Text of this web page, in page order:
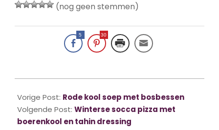
(nog geen stemmen)
5 30
12-
29
Vorige Post: Rode kool soep met bosbessen
Volgende Post: Winterse socca pizza met
boerenkool en tahin dressing